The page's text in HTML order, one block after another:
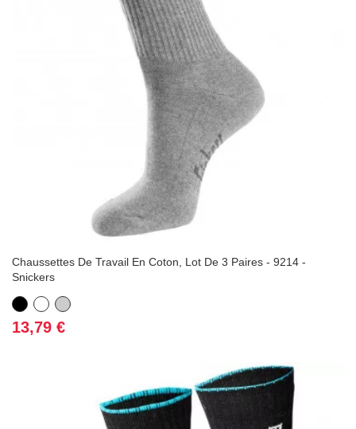
Chaussettes De Travail En Coton, Lot De 3 Paires - 9214 -
Snickers
Noir BlancGris
Prix
13,79 €